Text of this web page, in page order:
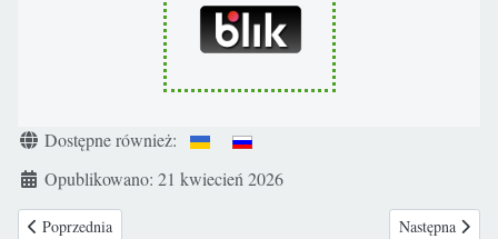
Szczegóły
Dostępne również:
Opublikowano: 21 kwiecień 2026
Poprzednia strona: Kilka tysięcy osób przeszło ulicami Szczecina
Poprzednia Następna
Następna